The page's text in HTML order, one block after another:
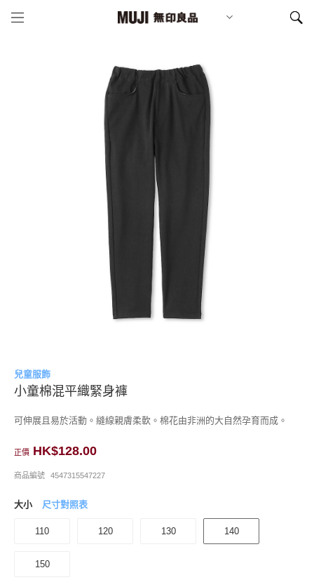
兒童服飾
小童棉混平織緊身褲
可伸展且易於活動。縫線親膚柔軟。棉花由非洲的大自然孕育而成。
正價 HK$128.00
商品編號 4547315547227
大小 尺寸對照表
110 120 130 140
150